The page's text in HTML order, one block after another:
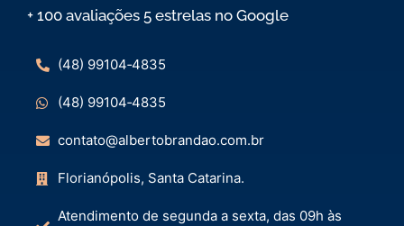
+ 100 avaliações 5 estrelas no Google
(48) 99104‑4835
(48) 99104‑4835
contato@albertobrandao.com.br
Florianópolis, Santa Catarina.
Atendimento de segunda a sexta, das 09h às